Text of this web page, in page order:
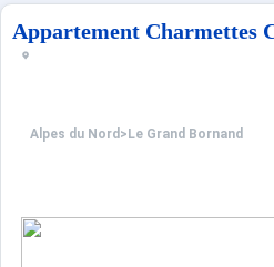
Appartement Charmettes
Alpes du Nord > Le Grand Bornand